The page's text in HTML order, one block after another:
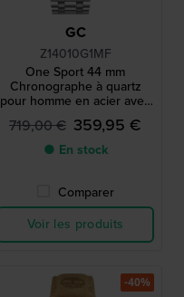
GC
Z14010G1MF
One Sport 44 mm
Chronographe à quartz
pour homme en acier avec
mouvement suisse
719,00 € 359,95 €
● En stock
Comparer
Voir les produits
-40%